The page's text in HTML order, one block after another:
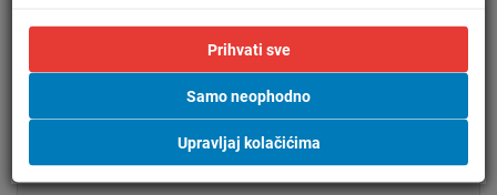
stvaranje neugodnih uvjeta.
Inteligentno odmrzavanje
Uz inteligentno odmrzavanje klima uređaja, funkcija se
aktivira samo kada je to stvarno potrebno kako bi se
smanjila potrošnja energije i postigla ugodnija sobna
temperatura.
Prihvati sve
Samo neophodno
Upravljaj kolačićima